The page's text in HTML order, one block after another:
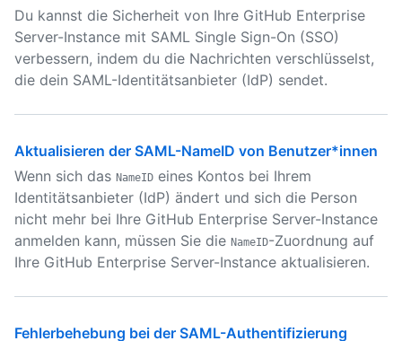
Du kannst die Sicherheit von Ihre GitHub Enterprise
Server-Instance mit SAML Single Sign-On (SSO)
verbessern, indem du die Nachrichten verschlüsselst,
die dein SAML-Identitätsanbieter (IdP) sendet.
Aktualisieren der SAML-NameID von Benutzer*innen
Wenn sich das NameID eines Kontos bei Ihrem
Identitätsanbieter (IdP) ändert und sich die Person
nicht mehr bei Ihre GitHub Enterprise Server-Instance
anmelden kann, müssen Sie die NameID-Zuordnung auf
Ihre GitHub Enterprise Server-Instance aktualisieren.
Fehlerbehebung bei der SAML-Authentifizierung